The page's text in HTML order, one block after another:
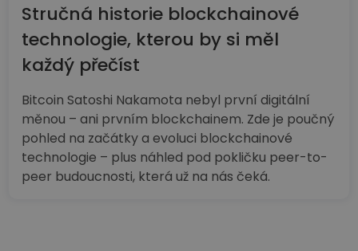
Stručná historie blockchainové
technologie, kterou by si měl
každý přečíst
Bitcoin Satoshi Nakamota nebyl první digitální
měnou – ani prvním blockchainem. Zde je poučný
pohled na začátky a evoluci blockchainové
technologie – plus náhled pod pokličku peer-to-
peer budoucnosti, která už na nás čeká.